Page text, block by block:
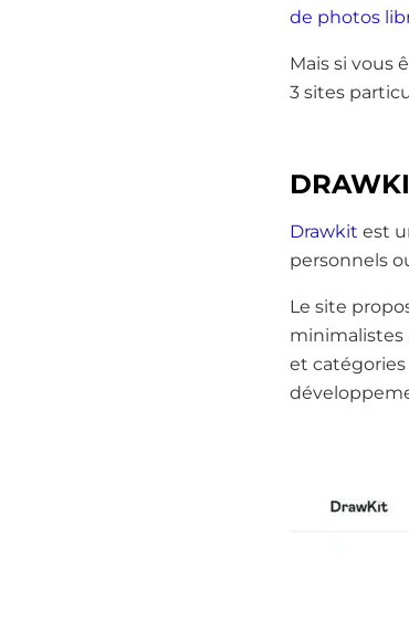
de photos
Mais si vous
3 sites
Drawkit est
personnels
Le site
minimalistes
et catégories